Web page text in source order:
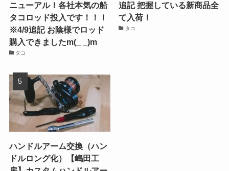
ニューアル！各社本気の船
タコロッド投入です！！！
※4/9追記 お陰様でロッド
購入できましたm(_ _)m
タコ
追記 把握している新商品全
て入荷！
タコ
ハンドルアーム交換（ハン
ドルロング化）【嶋田工